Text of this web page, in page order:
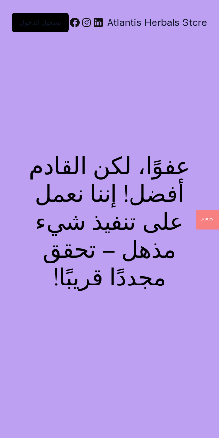
Atlantis Herbals Store تسجيل الدخول
عفوًا، لكن القادم
أفضل! إننا نعمل
على تنفيذ شيء
مذهل – تحقق
مجددًا قريبًا!
AED